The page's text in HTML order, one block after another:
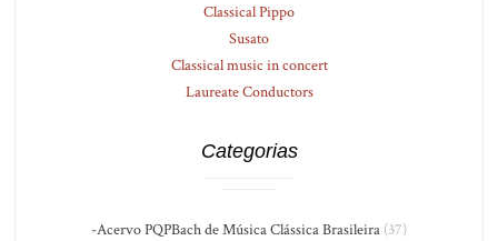
Classical Pippo
Susato
Classical music in concert
Laureate Conductors
Categorias
-Acervo PQPBach de Música Clássica Brasileira (37)